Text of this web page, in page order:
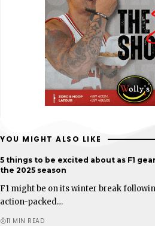
YOU MIGHT ALSO LIKE
5 things to be excited about as F1
the 2025 season
F1 might be on its winter break
action-packed…
11 MIN READ